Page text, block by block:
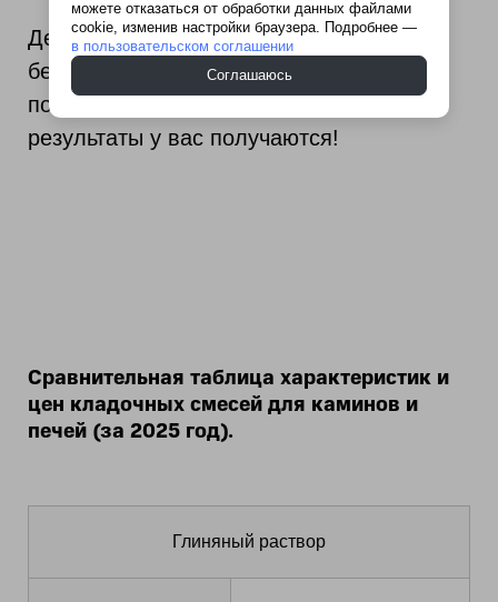
Делитесь фото и впечатлениями! Нам
безумно интересно, как наши товары
помогают вам в работе и какие
результаты у вас получаются!
Сравнительная таблица характеристик и
цен кладочных смесей для каминов и
печей (за 2025 год).
Глиняный раствор
можете отказаться от обработки данных файлами
cookie, изменив настройки браузера. Подробнее —
в пользовательском соглашении
Соглашаюсь